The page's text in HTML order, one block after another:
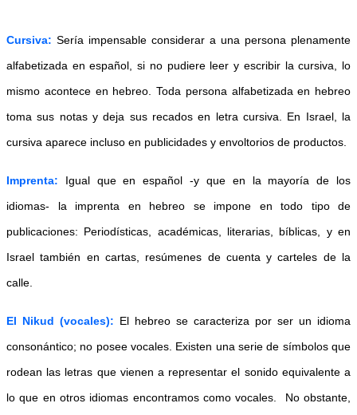
Cursiva: Sería impensable considerar a una persona plenamente
alfabetizada en español, si no pudiere leer y escribir la cursiva, lo
mismo acontece en hebreo. Toda persona alfabetizada en hebreo
toma sus notas y deja sus recados en letra cursiva. En Israel, la
cursiva aparece incluso en publicidades y envoltorios de productos.
Imprenta:
Igual que en español -y que en la mayoría de los
idiomas- la imprenta en hebreo se impone en todo tipo de
publicaciones: Periodísticas, académicas, literarias, bíblicas, y en
Israel también en cartas, resúmenes de cuenta y carteles de la
calle.
El Nikud (vocales): El hebreo se caracteriza por ser un idioma
consonántico; no posee vocales. Existen una serie de símbolos que
rodean las letras que vienen a representar el sonido equivalente a
lo que en otros idiomas encontramos como vocales. No obstante,